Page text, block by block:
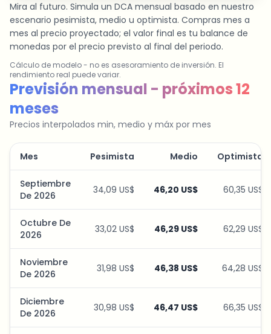
Mira al futuro. Simula un DCA mensual basado en nuestro
escenario pesimista, medio u optimista. Compras mes a
mes al precio proyectado; el valor final es tu balance de
monedas por el precio previsto al final del periodo.
Cálculo de modelo - no es asesoramiento de inversión. El
rendimiento real puede variar.
Simulador de plan de ahorro
Previsión mensual - próximos 12
meses
Precios interpolados min, medio y máx por mes
Mes Pesimista Medio Optimista
Septiembre
De 2026
34,09 US$ 46,20 US$ 60,35 US$
Octubre De
2026
33,02 US$ 46,29 US$ 62,29 US$
Noviembre
De 2026
31,98 US$ 46,38 US$ 64,28 US$
Diciembre
De 2026
30,98 US$ 46,47 US$ 66,35 US$